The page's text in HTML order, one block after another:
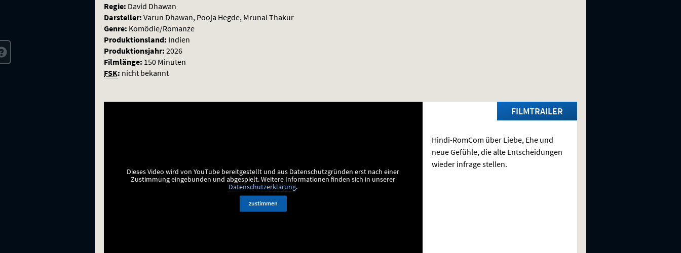
Regie: David Dhawan
Darsteller: Varun Dhawan, Pooja Hegde, Mrunal Thakur
Genre: Komödie/Romanze
Produktionsland: Indien
Produktionsjahr: 2026
Filmlänge: 150 Minuten
FSK: nicht bekannt
FILMTRAILER
Dieses Video wird von YouTube bereitgestellt und aus Datenschutzgründen erst nach einer
Zustimmung eingebunden und abgespielt.Weitere Informationen finden sich in unserer
Datenschutzerklärung.
zustimmen
Hindi-RomCom über Liebe, Ehe und
neue Gefühle, die alte Entscheidungen
wieder infrage stellen.